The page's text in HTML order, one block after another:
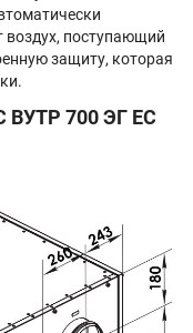
воздух, поступающий
защиту, которая
700 ЭГ EC